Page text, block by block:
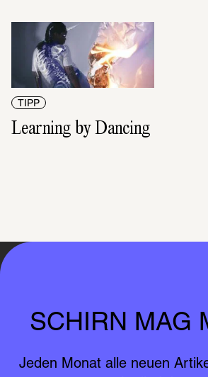
TIPP
Learning by Dancing
SCHIRN MAG
Jeden Monat alle neuen